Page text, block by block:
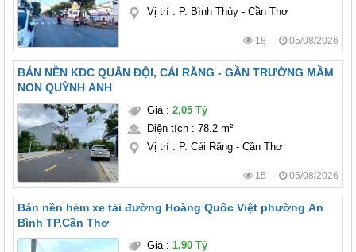
Vị trí: P. Bình Thủy - Cần Thơ
18 - 05/08/2026
BÁN NỀN KDC QUÂN ĐỘI, CÁI RĂNG - GẦN TRƯỜNG MẦM
NON QUỲNH ANH
Giá: 2,05 Tỷ
Diện tích: 78.2 m²
Vị trí: P. Cái Răng - Cần Thơ
15 - 05/08/2026
Bán nền hẻm xe tải đường Hoàng Quốc Việt phường An
Bình TP.Cần Thơ
Giá: 1,90 Tỷ